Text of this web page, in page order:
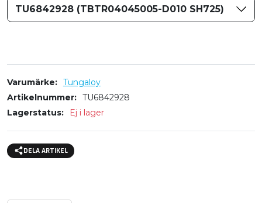
TU6842928 (TBTR04045005-D010 SH725)
Varumärke
Tungaloy
Artikelnummer
TU6842928
Lagerstatus
Ej i lager
DELA ARTIKEL